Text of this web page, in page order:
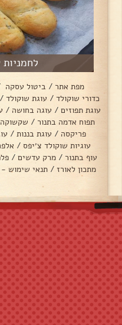
מפת אתר / ביטול עסקה
כדורי שוקולד / עוגת שוקולד /
עוגת תפוזים / עוגה בחושה /
תפוח אדמה בתנור / שקשוקה
פריקסה / עוגת בננות /
עוגיות שוקולד צ׳יפס /
עוף בתנור / מרק עדשים /
מתכון לאורז / תנאי שימוש -